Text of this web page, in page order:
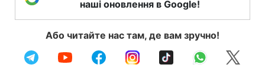
наші оновлення в Google!
Або читайте нас там, де вам зручно!